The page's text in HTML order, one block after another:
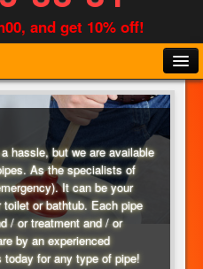
and get 10% off!
hassle, but we are available
As the specialists of
It can be your
or bathtub. Each pipe
/ or treatment and / or
by an experienced
today for any type of pipe!